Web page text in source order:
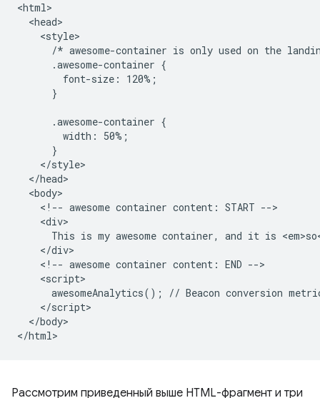
<html>
  <head>
    <style>
/* awesome-container is only used on the
      .awesome-container {
        font-size: 120%;
      }
      .awesome-container {
        width: 50%;
      }
    </style>
  </head>
  <body>
    <!-- awesome container content: START -->
    <div>
This is my awesome container, and it is
    </div>
    <!-- awesome container content: END -->
    <script>
awesomeAnalytics(); // Beacon conversion
    </script>
  </body>
Рассмотрим приведенный выше HTML-фрагмент и три